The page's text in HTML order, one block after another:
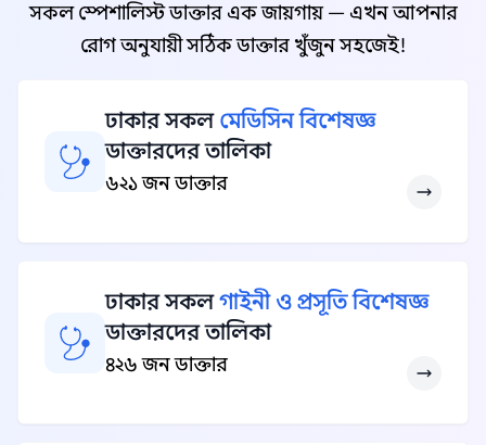
সকল স্পেশালিস্ট ডাক্তার এক জায়গায় — এখন আপনার
রোগ অনুযায়ী সঠিক ডাক্তার খুঁজুন সহজেই!
ঢাকার সকল মেডিসিন বিশেষজ্ঞ
ডাক্তারদের তালিকা
৬২১ জন ডাক্তার
ঢাকার সকলগাইনী ও প্রসূতি বিশেষজ্ঞ
ডাক্তারদের তালিকা
৪২৬ জন ডাক্তার